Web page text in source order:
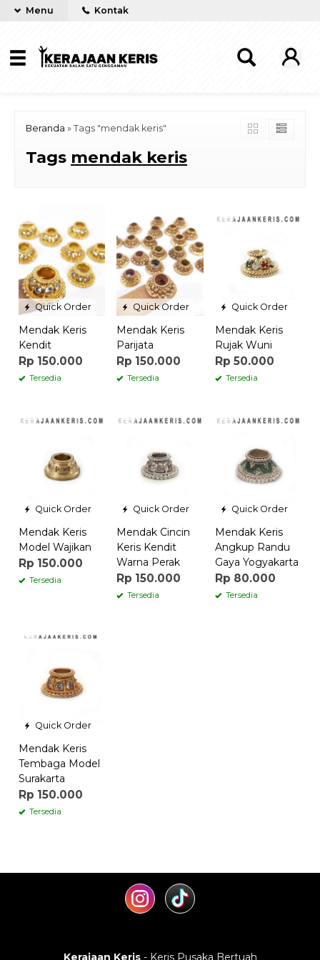
Menu Kontak
Beranda » Tags "mendak keris"
Tags mendak keris
Quick Order
Mendak Keris
Kendit
Rp 150.000
Tersedia
Quick Order
Mendak Keris
Parijata
Rp 150.000
Tersedia
Quick Order
Mendak Keris
Rujak Wuni
Rp 50.000
Tersedia
Quick Order
Mendak Keris
Model Wajikan
Rp 150.000
Tersedia
Quick Order
Mendak Cincin
Keris Kendit
Warna Perak
Rp 150.000
Tersedia
Quick Order
Mendak Keris
Angkup Randu
Gaya Yogyakarta
Rp 80.000
Tersedia
Quick Order
Mendak Keris
Tembaga Model
Surakarta
Rp 150.000
Tersedia
Kerajaan Keris- Keris Pusaka Bertuah